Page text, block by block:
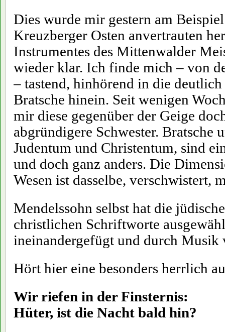
Dies wurde mir gestern am
Kreuzberger Osten anvertrauten
Instrumentes des Mittenwalder
wieder klar. Ich finde mich – von
– tastend, hinhörend in die
Bratsche hinein. Seit wenigen
mir diese gegenüber der Geige
abgründigere Schwester. Bratsche
Judentum und Christentum, sind
und doch ganz anders. Die
Wesen ist dasselbe, verschwistert,
Mendelssohn selbst hat die
christlichen Schriftworte
ineinandergefügt und durch Musik
Hört hier eine besonders herrlich
Wir riefen in der Finsternis:
Hüter, ist die Nacht bald hin?